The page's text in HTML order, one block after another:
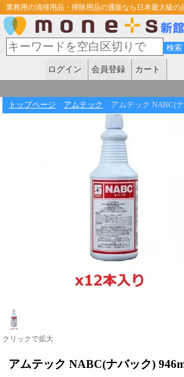
業務用の清掃用品・掃除用品の通販なら日本最大級の
ログイン 会員登録 カート
トップページ アムテック アムテック NABC(
クリックで拡大
アムテック NABC(ナバック)